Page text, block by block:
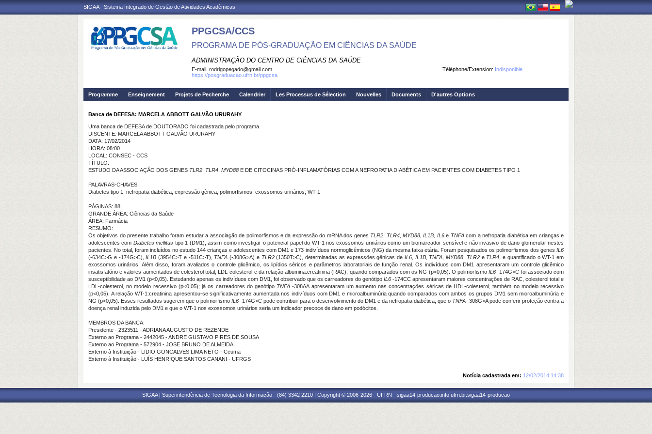
SIGAA - Sistema Integrado de Gestão de Atividades Acadêmicas
PPGCSA/CCS
PROGRAMA DE PÓS-GRADUAÇÃO EM CIÊNCIAS DA SAÚDE
ADMINISTRAÇÃO DO CENTRO DE CIÊNCIAS DA SAÚDE
Téléphone/Extension: Indisponible
E-mail: rodrigopegado@gmail.com
https://posgraduacao.ufrn.br/ppgcsa
Programme Enseignement Projets de Pecherche Calendrier Les Processus de Sélection Nouvelles Documents D'autres Options
Banca de DEFESA: MARCELA ABBOTT GALVÃO URURAHY
Uma banca de DEFESA de DOUTORADO foi cadastrada pelo programa.
DISCENTE: MARCELA ABBOTT GALVÃO URURAHY
DATA: 17/02/2014
HORA: 08:00
LOCAL: CONSEC - CCS
TÍTULO:
ESTUDO DA ASSOCIAÇÃO DOS GENES TLR2 TLR4 MYD88 E DE CITOCINAS PRÓ-INFLAMATÓRIAS COM A NEFROPATIA DIABÉTICA EM PACIENTES COM DIABETES TIPO 1
PALAVRAS-CHAVES:
Diabetes tipo 1, nefropatia diabética, expressão gênica, polimorfismos, exossomos urinários, WT-1
PÁGINAS: 88
GRANDE ÁREA: Ciências da Saúde
ÁREA: Farmácia
RESUMO:
Os objetivos do presente trabalho foram estudar a associação de polimorfismos e da expressão do mRNA dos genes TLR2 TLR4,MYD88, IL1B, IL6e TNFAcom a nefropatia diabética em crianças e
adolescentes com Diabetes mellitus tipo 1 (DM1), assim como investigar o potencial papel do WT-1 nos exossomos urinários como um biomarcador sensível e não invasivo de dano glomerular nestes
pacientes. No total, foram incluídos no estudo 144 crianças e adolescentes com DM1 e 173 indivíduos normoglicêmicos (NG) da mesma faixa etária. Foram pesquisados os polimorfismos dos genes IL6
(-634C>G e -174G>C),IL1B (3954C>T e -511C>T), TNFA (-308G>A) e TLR2(1350T>C), determinadas as expressões gênicas de IL6, IL1B, TNFA MYD88 TLR2e TLR4 , e quantificado o WT-1 em
exossomos urinários. Além disso, foram avaliados o controle glicêmico, os lipídios séricos e parâmetros laboratoriais de função renal. Os indivíduos com DM1 apresentaram um controle glicêmico
insatisfatório e valores aumentados de colesterol total, LDL-colesterol e da relação albumina:creatinina (RAC), quando comparados com os NG (p<0,05). O polimorfismoIL6 -174G>C foi associado com
susceptibilidade ao DM1 (p<0,05). Estudando apenas os indivíduos com DM1, foi observado que os carreadores do genótipo IL6 -174CC apresentaram maiores concentrações de RAC, colesterol total e
LDL-colesterol, no modelo recessivo (p<0,05); já os carreadores do genótipo TNFA -308AA apresentaram um aumento nas concentrações séricas de HDL-colesterol, também no modelo recessivo
(p<0,05). A relação WT-1:creatinina apresentou-se significativamente aumentada nos indivíduos com DM1 e microalbuminúria quando comparados com ambos os grupos DM1 sem microalbuminúria e
NG (p<0,05). Esses resultados sugerem que o polimorfismo IL6 -174G>C pode contribuir para o desenvolvimento do DM1 e da nefropatia diabética, que o TNFA -308G>A pode conferir proteção contra a
doença renal induzida pelo DM1 e que o WT-1 nos exossomos urinários seria um indicador precoce de dano em podócitos.
MEMBROS DA BANCA:
Presidente - 2323511 - ADRIANA AUGUSTO DE REZENDE
Externo ao Programa - 2442045 - ANDRE GUSTAVO PIRES DE SOUSA
Externo ao Programa - 572904 - JOSE BRUNO DE ALMEIDA
Externo à Instituição - LIDIO GONCALVES LIMA NETO - Ceuma
Externo à Instituição - LUÍS HENRIQUE SANTOS CANANI - UFRGS
Notícia cadastrada em: 12/02/2014 14:38
SIGAA | Superintendência de Tecnologia da Informação - (84) 3342 2210 | Copyright © 2006-2026 - UFRN - sigaa14-producao.info.ufrn.br.sigaa14-producao